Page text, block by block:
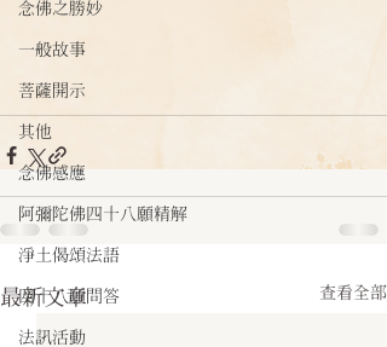
念佛之勝妙
一般故事
菩薩開示
其他
念佛感應
阿彌陀佛四十八願精解
淨土偈頌法語
四十八願問答
法訊活動
最新文章 查看全部